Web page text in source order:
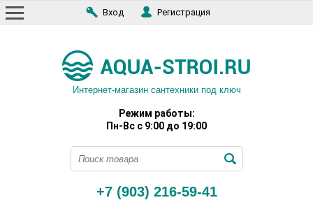
Вход Регистрация
Интернет-магазин сантехники под ключ
Режим работы:
Пн-Вс с 9:00 до 19:00
+7 (903) 216-59-41